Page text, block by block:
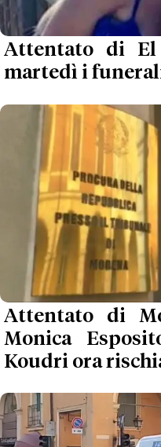
Attentato di El
martedì i
Attentato di
Monica
Koudri ora